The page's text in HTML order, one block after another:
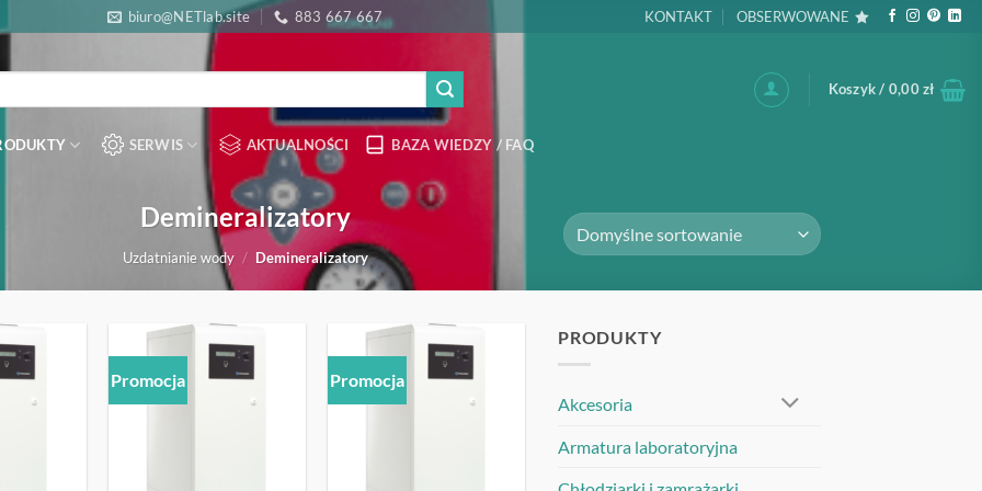
biuro@NETlab.site 883 667 667 KONTAKT OBSERWOWANE
Koszyk / 0,00zł
SERWIS AKTUALNOŚCI BAZA WIEDZY / FAQ
Demineralizatory
Uzdatnianie wody / Demineralizatory
OBSERWUJ Promocja OBSERWUJ Promocja OBSERWUJ
PRODUKTY
Akcesoria
Armatura laboratoryjna